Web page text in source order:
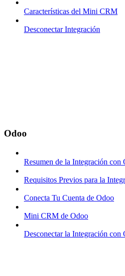
Características del Mini CRM
Desconectar Integración
Odoo
Resumen de la Integración con
Requisitos Previos para la
Conecta Tu Cuenta de Odoo
Mini CRM de Odoo
Desconectar la Integración con